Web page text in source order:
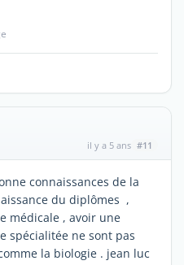
il y a 5 ans #11
connaissances de la
du diplômes ,
médicale , avoir une
spécialitée ne sont pas
la biologie . jean luc